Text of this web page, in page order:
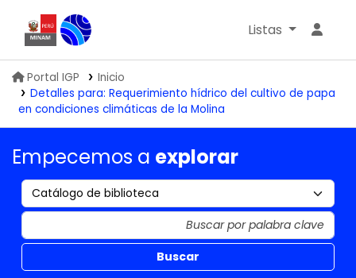
Biblioteca IGP
Listas
Portal IGP
Inicio
Detalles para: Requerimiento hídrico del cultivo de papa
en condiciones climáticas de la Molina
Empecemos a explorar
Buscar